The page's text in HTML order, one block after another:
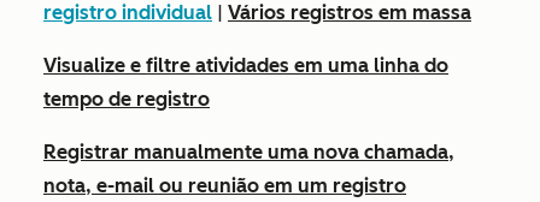
registro individual | Vários registros em massa
Visualize e filtre atividades em uma linha do
tempo de registro
Registrar manualmente uma nova chamada,
nota, e-mail ou reunião em um registro